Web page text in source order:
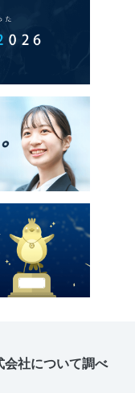
社について調べ